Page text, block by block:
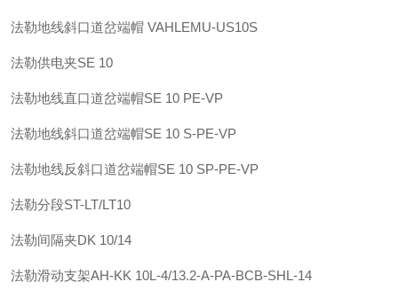
法勒地线斜口道岔端帽 VAHLEMU-US10S
法勒供电夹SE 10
法勒地线直口道岔端帽SE 10 PE-VP
法勒地线斜口道岔端帽SE 10 S-PE-VP
法勒地线反斜口道岔端帽SE 10 SP-PE-VP
法勒分段ST-LT/LT10
法勒间隔夹DK 10/14
法勒滑动支架AH-KK 10L-4/13.2-A-PA-BCB-SHL-14